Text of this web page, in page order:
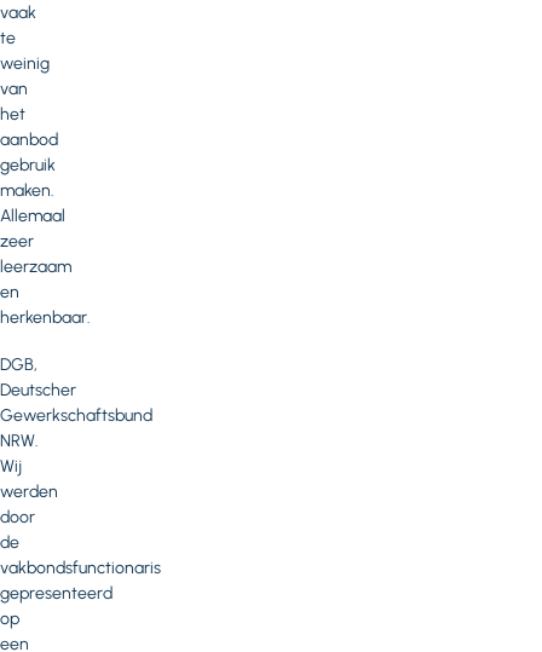
vaak
te
weinig
van
het
aanbod
gebruik
maken.
Allemaal
zeer
leerzaam
en
herkenbaar.
DGB,
Deutscher
Gewerkschaftsbund
NRW.
Wij
werden
door
de
vakbondsfunctionaris
gepresenteerd
op
een